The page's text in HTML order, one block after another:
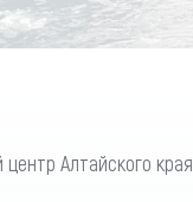
Алтайского края